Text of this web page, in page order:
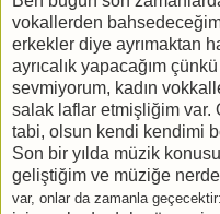
vokallerden
erkekler diye ayrımaktan
ayrıcalık yapacağım
sevmiyorum, kadın
salak laflar etmişliğim var.
tabi, olsun kendi kendimi
Son bir yılda müzik
geliştiğim ve müziğe
var, onlar da zamanla